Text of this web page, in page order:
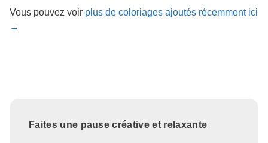
Vous pouvez voir plus de coloriages ajoutés récemment ici
→
Faites une pause créative et relaxante